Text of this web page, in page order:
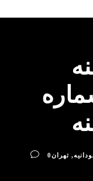
شماره
, تهران0